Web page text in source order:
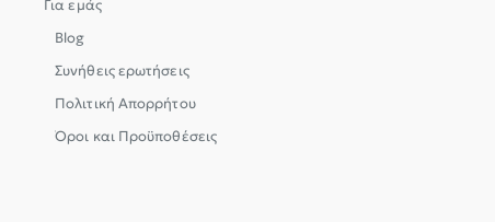
Για εμάς
Blog
Συνήθεις ερωτήσεις
Πολιτική Απορρήτου
Όροι και Προϋποθέσεις